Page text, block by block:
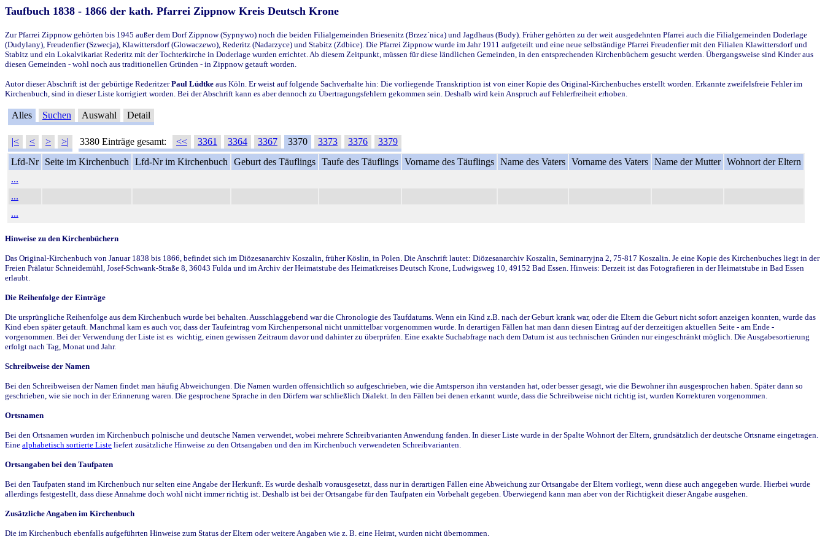
Taufbuch 1838 - 1866 der kath. Pfarrei Zippnow Kreis Deutsch Krone
Zur Pfarrei Zippnow gehörten bis 1945 außer dem Dorf Zippnow (Sypnywo) noch die beiden Filialgemeinden Briesenitz (Brzez`nica) und Jagdhaus (Budy). Früher gehörten zu der weit ausgedehnten Pfarrei auch die Filialgemeinden Doderlage
(Dudylany), Freudenfier (Szwecja), Klawittersdorf (Glowaczewo), Rederitz (Nadarzyce) und Stabitz (Zdbice). Die Pfarrei Zippnow wurde im Jahr 1911 aufgeteilt und eine neue selbständige Pfarrei Freudenfier mit den Filialen Klawittersdorf und
Stabitz und ein Lokalvikariat Rederitz mit der Tochterkirche in Doderlage wurden errichtet. Ab diesem Zeitpunkt, müssen für diese ländlichen Gemeinden, in den entsprechenden Kirchenbüchern gesucht werden. Übergangsweise sind Kinder aus
diesen Gemeinden - wohl noch aus traditionellen Gründen - in Zippnow getauft worden.
Autor dieser Abschrift ist der gebürtige RederitzerPaul Lüdtke aus Köln. Er weist auf folgende Sachverhalte hin: Die vorliegende Transkription ist von einer Kopie des Original-Kirchenbuches erstellt worden. Erkannte zweifelsfreie Fehler im
Kirchenbuch, sind in dieser Liste korrigiert worden. Bei der Abschrift kann es aber dennoch zu Übertragungsfehlern gekommen sein. Deshalb wird kein Anspruch auf Fehlerfreiheit erhoben.
Alles Suchen Auswahl Detail
|< < > >| 3380 Einträge gesamt: << 3361 3364 3367 3370 3373 3376
3379
Lfd-Nr
Seite im Kirchenbuch Lfd-Nr im Kirchenbuch Geburt des Täuflings Taufe des Täuflings Vorname des Täuflings Name des Vaters Vorname des Vaters Name der Mutter Wohnort der Eltern
...
...
...
Hinweise zu den Kirchenbüchern
Das Original-Kirchenbuch von Januar 1838 bis 1866, befindet sich im Diözesanarchiv Koszalin, früher Köslin, in Polen. Die Anschrift lautet: Diözesanarchiv Koszalin, Seminarryjna 2, 75-817 Koszalin. Je eine Kopie des Kirchenbuches liegt in der
Freien Prälatur Schneidemühl, Josef-Schwank-Straße 8, 36043 Fulda und im Archiv der Heimatstube des Heimatkreises Deutsch Krone, Ludwigsweg 10, 49152 Bad Essen. Hinweis: Derzeit ist das Fotografieren in der Heimatstube in Bad Essen
erlaubt.
Die Reihenfolge der Einträge
Die ursprüngliche Reihenfolge aus dem Kirchenbuch wurde bei behalten. Ausschlaggebend war die Chronologie des Taufdatums. Wenn ein Kind z.B. nach der Geburt krank war, oder die Eltern die Geburt nicht sofort anzeigen konnten, wurde das
Kind eben später getauft. Manchmal kam es auch vor, dass der Taufeintrag vom Kirchenpersonal nicht unmittelbar vorgenommen wurde. In derartigen Fällen hat man dann diesen Eintrag auf der derzeitigen aktuellen Seite - am Ende -
vorgenommen. Bei der Verwendung der Liste ist es wichtig, einen gewissen Zeitraum davor und dahinter zu überprüfen. Eine exakte Suchabfrage nach dem Datum ist aus technischen Gründen nur eingeschränkt möglich. Die Ausgabesortierung
erfolgt nach Tag, Monat und Jahr.
Schreibweise der Namen
Bei den Schreibweisen der Namen findet man häufig Abweichungen. Die Namen wurden offensichtlich so aufgeschrieben, wie die Amtsperson ihn verstanden hat, oder besser gesagt, wie die Bewohner ihn ausgesprochen haben. Später dann so
geschrieben, wie sie noch in der Erinnerung waren. Die gesprochene Sprache in den Dörfern war schließlich Dialekt. In den Fällen bei denen erkannt wurde, dass die Schreibweise nicht richtig ist, wurden Korrekturen vorgenommen.
Ortsnamen
Bei den Ortsnamen wurden im Kirchenbuch polnische und deutsche Namen verwendet, wobei mehrere Schreibvarianten Anwendung fanden. In dieser Liste wurde in der Spalte Wohnort der Eltern, grundsätzlich der deutsche Ortsname eingetragen.
Eine alphabetisch sortierte Liste liefert zusätzliche Hinweise zu den Ortsangaben und den im Kirchenbuch verwendeten Schreibvarianten.
Ortsangaben bei den Taufpaten
Bei den Taufpaten stand im Kirchenbuch nur selten eine Angabe der Herkunft. Es wurde deshalb vorausgesetzt, dass nur in derartigen Fällen eine Abweichung zur Ortsangabe der Eltern vorliegt, wenn diese auch angegeben wurde. Hierbei wurde
allerdings festgestellt, dass diese Annahme doch wohl nicht immer richtig ist. Deshalb ist bei der Ortsangabe für den Taufpaten ein Vorbehalt gegeben. Überwiegend kann man aber von der Richtigkeit dieser Angabe ausgehen.
Zusätzliche Angaben im Kirchenbuch
Die im Kirchenbuch ebenfalls aufgeführten Hinweise zum Status der Eltern oder weitere Angaben wie z. B. eine Heirat, wurden nicht übernommen.